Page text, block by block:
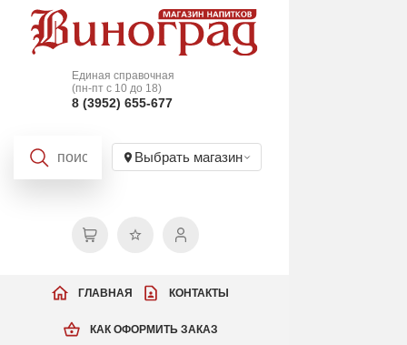
Единая справочная
(пн-пт с 10 до 18)
8 (3952) 655-677
Выбрать магазин
КАК ОФОРМИТЬ ЗАКАЗ
ГЛАВНАЯ КОНТАКТЫ